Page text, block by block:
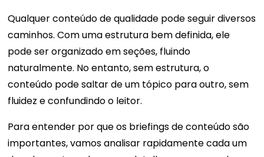
Qualquer conteúdo de qualidade pode seguir diversos
caminhos. Com uma estrutura bem definida, ele
pode ser organizado em seções, fluindo
naturalmente. No entanto, sem estrutura, o
conteúdo pode saltar de um tópico para outro, sem
fluidez e confundindo o leitor.
Para entender por que os briefings de conteúdo são
importantes, vamos analisar rapidamente cada um